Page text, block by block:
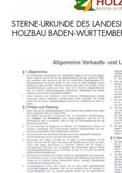
STERNE-URKUNDE DES
HOLZBAU BADEN-